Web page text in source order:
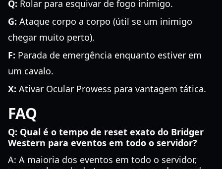
Q: Rolar para esquivar de fogo inimigo.
G: Ataque corpo a corpo (útil se um inimigo
chegar muito perto).
F: Parada de emergência enquanto estiver em
um cavalo.
X: Ativar Ocular Prowess para vantagem tática.
FAQ
Q: Qual é o tempo de reset exato do Bridger
Western para eventos em todo o servidor?
A: A maioria dos eventos em todo o servidor,